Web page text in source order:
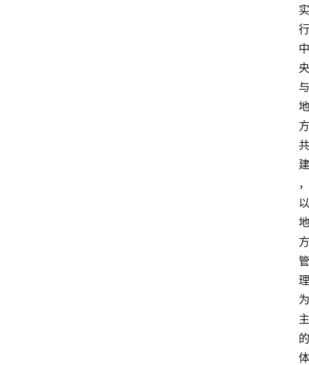
实
行
中
央
与
地
方
共
建
，
以
地
方
管
理
为
主
的
体